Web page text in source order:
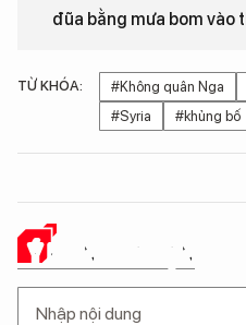
đũa bằng mưa bom vào
TỪ KHÓA: #Không quân Nga
#Syria
#khủng bố
Ý KIẾN CỦA BẠN